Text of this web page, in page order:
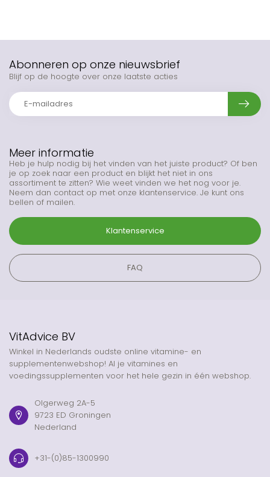
Meer informatie
Heb je hulp nodig bij het vinden van het juiste product? Of ben
je op zoek naar een product en blijkt het niet in ons
assortiment te zitten? Wie weet vinden we het nog voor je.
Neem dan contact op met onze klantenservice. Je kunt ons
bellen of mailen.
Klantenservice
FAQ
Abonneren op onze nieuwsbrief
Blijf op de hoogte over onze laatste acties
VitAdvice BV
Winkel in Nederlands oudste online vitamine- en
supplementenwebshop! Al je vitamines en
voedingssupplementen voor het hele gezin in één webshop.
Olgerweg 2A-5
9723 ED Groningen
Nederland
+31-(0)85-1300990